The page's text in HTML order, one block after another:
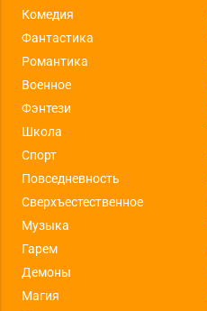
Комедия
Фантастика
Романтика
Военное
Фэнтези
Школа
Спорт
Повседневность
Сверхъестественное
Музыка
Гарем
Демоны
Магия